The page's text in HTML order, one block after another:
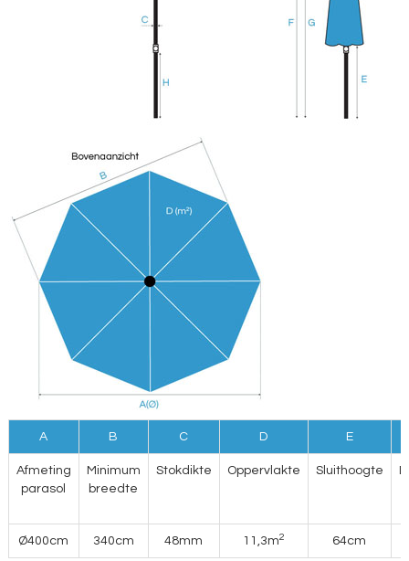
A B C D E
Afmeting
parasol
Minimum
breedte
Stokdikte Oppervlakte Sluithoogte
Ø400cm 340cm 48mm 11,3m2 64cm